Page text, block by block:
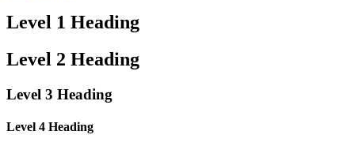
Level 1 Heading
Level 2 Heading
Level 3 Heading
Level 4 Heading